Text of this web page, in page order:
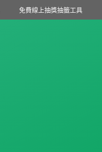
免費線上抽獎抽籤工具